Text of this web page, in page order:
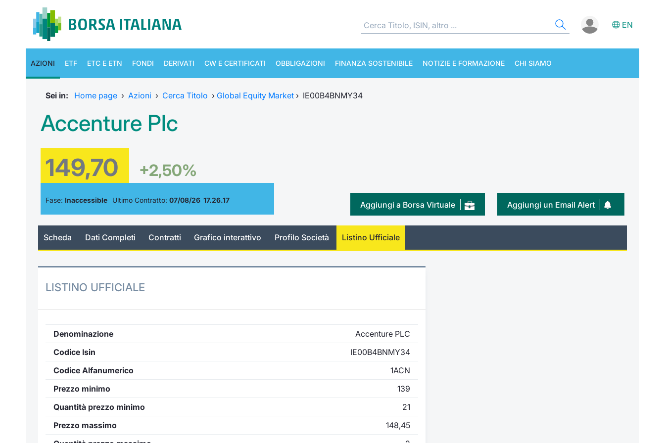
EN
AZIONI ETF ETC E ETN FONDI DERIVATI CW E CERTIFICATI OBBLIGAZIONI FINANZA SOSTENIBILE NOTIZIE E FORMAZIONE CHI SIAMO
Sei in: Home page › Azioni › Cerca Titolo › Global Equity Market › IE00B4BNMY34
Accenture Plc
149,70 +2,50%
Fase: Inaccessible Ultimo Contratto: 07/08/26 17.26.17 Aggiungi un Email Alert
Aggiungi a Borsa Virtuale
Scheda Dati Completi Contratti Grafico interattivo Profilo Società Listino Ufficiale
LISTINO UFFICIALE
Denominazione
Accenture PLC
Codice Isin
IE00B4BNMY34
Codice Alfanumerico
1ACN
Prezzo minimo
139
Quantità prezzo minimo
21
Prezzo massimo
148,45